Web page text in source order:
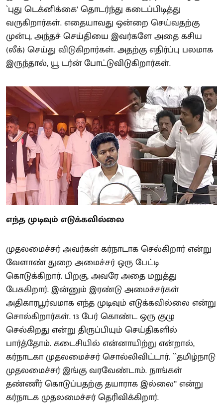
`புது டெக்னிக்கை’ தொடர்ந்து கடைப்பிடித்து
வருகிறார்கள். எதையாவது ஒன்றை செய்வதற்கு
முன்பு, அந்தச் செய்தியை இவர்களே அதை கசிய
(லீக்) செய்து விடுகிறார்கள். அதற்கு எதிர்ப்பு பலமாக
இருந்தால், யூ டர்ன் போட்டுவிடுகிறார்கள்.
எந்த முடிவும் எடுக்கவில்லை
முதலமைச்சர் அவர்கள் கர்நாடாக செல்கிறார் என்று
வேளாண் துறை அமைச்சர் ஒரு பேட்டி
கொடுக்கிறார். பிறகு, அவரே அதை மறுத்து
பேசுகிறார். இன்னும் இரண்டு அமைச்சர்கள்
அதிகாரபூர்வமாக எந்த முடிவும் எடுக்கவில்லை என்று
சொல்கிறார்கள். 13 பேர் கொண்ட ஒரு குழு
செல்கிறது என்று திருப்பியும் செய்திகளில்
பார்த்தோம். கடைசியில் என்னாயிற்று என்றால்,
கர்நாடகா முதலமைச்சர் சொல்லிவிட்டார். ``தமிழ்நாடு
முதலமைச்சர் இங்கு வரவேண்டாம். நாங்கள்
தண்ணீர் கொடுப்பதற்கு தயாராக இல்லை’’ என்று
கர்நாடக முதலமைச்சர் தெரிவிக்கிறார்.